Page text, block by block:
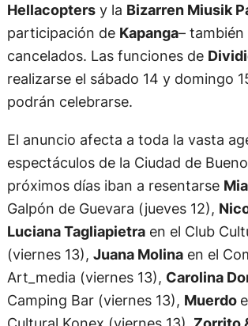
Hellacoptersy la Bizarren Miusik
participación de Kapanga–
cancelados. Las funciones de
realizarse el sábado 14 y domingo
podrán celebrarse.
El anuncio afecta a toda la vasta
espectáculos de la Ciudad de
próximos días iban a resentarse
Galpón de Guevara (jueves 12),
Luciana Tagliapietraen el Club
(viernes 13), Juana Molinaen el
Art_media (viernes 13), Carolina
Camping Bar (viernes 13), Muerdo
Cultural Konex (viernes 13), Zorrito